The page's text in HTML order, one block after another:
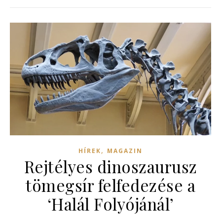
HÍREK, MAGAZIN
Rejtélyes dinoszaurusz
tömegsír felfedezése a
‘Halál Folyójánál’